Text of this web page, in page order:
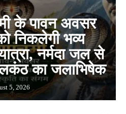
के पावन अवसर
निकलेगी भव्य
नर्मदा जल से
का जलाभिषेक
5, 2026